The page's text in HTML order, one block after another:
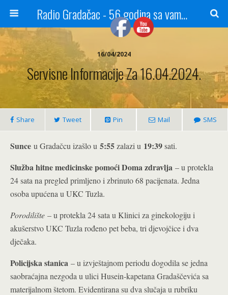
Radio Gradačac - 56 godina sa vama...
16/04/2024
Servisne Informacije Za 16.04.2024.
Share Tweet Pin Mail SMS
Sunce u Gradačcu izašlo u 5:55zalazi u 19:39sati.
Služba hitne medicinske pomoći Doma zdravlja – u protekla
24 sata na pregled primljeno i zbrinuto 68 pacijenata. Jedna
osoba upućena u UKC Tuzla.
Porodilište – u protekla 24 sata u Klinici za ginekologiju i
akušerstvo UKC Tuzla rođeno pet beba, tri djevojčice i dva
dječaka.
Policijska stanica – u izvještajnom periodu dogodila se jedna
saobraćajna nezgoda u ulici Husein-kapetana Gradaščevića sa
materijalnom štetom. Evidentirana su dva slučaja u rubriku